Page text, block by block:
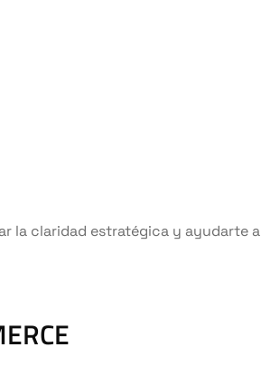
la claridad estratégica y ayudarte a